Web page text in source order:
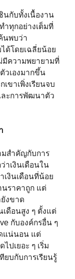
กับทั้งเนื้องาน
ำทุกอย่างเต็มที่
นพบว่า
ด้โดยเฉลี่ยน้อย
มีความพยายามที่
วเองมากขึ้น
ขาเพิ่งเรียนจบ
ะการพัฒนาตัว
มสำคัญกับการ
าเงินเดือนใน
เงินเดือนที่น้อย
ราคาถูก แต่
งขาด
ดือนสูง ๆ ตั้งแต่
กับองค์กรอื่น ๆ
แน่นอน แต่
ปเยอะ ๆ เริ่ม
ยบกับการเรียนรู้